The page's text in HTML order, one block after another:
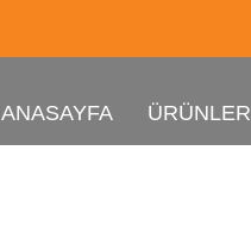
ANASAYFA ÜRÜNLER